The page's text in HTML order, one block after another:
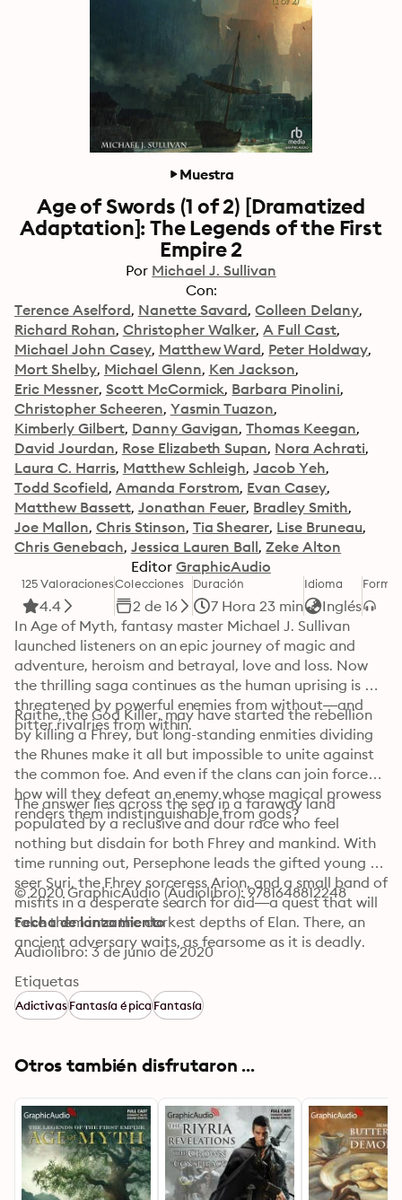
Muestra
Age of Swords (1 of 2) [Dramatized
Adaptation]: The Legends of the First
Empire 2
Por Michael J. Sullivan
Con:
Terence Aselford Nanette Savard Colleen Delany
Richard Rohan Christopher Walker A Full Cast
Michael John Casey Matthew Ward Peter Holdway
Mort Shelby Michael Glenn Ken Jackson
Eric Messner Scott McCormick Barbara Pinolini
Christopher Scheeren Yasmin Tuazon
Kimberly Gilbert Danny Gavigan Thomas Keegan
David Jourdan Rose Elizabeth Supan Nora Achrati
Laura C. Harris Matthew Schleigh Jacob Yeh
Todd Scofield Amanda Forstrom Evan Casey
Matthew Bassett Jonathan Feuer Bradley Smith
Joe Mallon Chris Stinson Tia Shearer Lise Bruneau
Chris Genebach Jessica Lauren Ball Zeke Alton
Editor GraphicAudio
125 Valoraciones
4.4
Colecciones
2 de 16
Duración
7 Hora 23 min
Idioma
Inglés
In Age of Myth, fantasy master Michael J. Sullivan
launched listeners on an epic journey of magic and
adventure, heroism and betrayal, love and loss. Now
the thrilling saga continues as the human uprising is
threatened by powerful enemies from without—and
bitter rivalries from within.
Raithe, the God Killer, may have started the rebellion
by killing a Fhrey, but long-standing enmities dividing
the Rhunes make it all but impossible to unite against
the common foe. And even if the clans can join forces,
how will they defeat an enemy whose magical prowess
renders them indistinguishable from gods?
The answer lies across the sea in a faraway land
populated by a reclusive and dour race who feel
nothing but disdain for both Fhrey and mankind. With
time running out, Persephone leads the gifted young
seer Suri, the Fhrey sorceress Arion, and a small band of
misfits in a desperate search for aid—a quest that will
take them into the darkest depths of Elan. There, an
ancient adversary waits, as fearsome as it is deadly.
© 2020 GraphicAudio (Audiolibro): 9781648812248
Fecha de lanzamiento
Audiolibro: 3 de junio de 2020
Etiquetas
AdictivasFantasía épicaFantasía
Otros también disfrutaron ...